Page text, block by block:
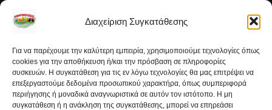
Διαχείριση Συγκατάθεσης
Για να παρέχουμε την καλύτερη εμπειρία, χρησιμοποιούμε τεχνολογίες όπως
cookies για την αποθήκευση ή/και την πρόσβαση σε πληροφορίες
συσκευών. Η συγκατάθεση για τις εν λόγω τεχνολογίες θα μας επιτρέψει να
επεξεργαστούμε δεδομένα προσωπικού χαρακτήρα, όπως συμπεριφορά
περιήγησης ή μοναδικά αναγνωριστικά σε αυτόν τον ιστότοπο. Η μη
συγκατάθεση ή η ανάκληση της συγκατάθεσης, μπορεί να επηρεάσει